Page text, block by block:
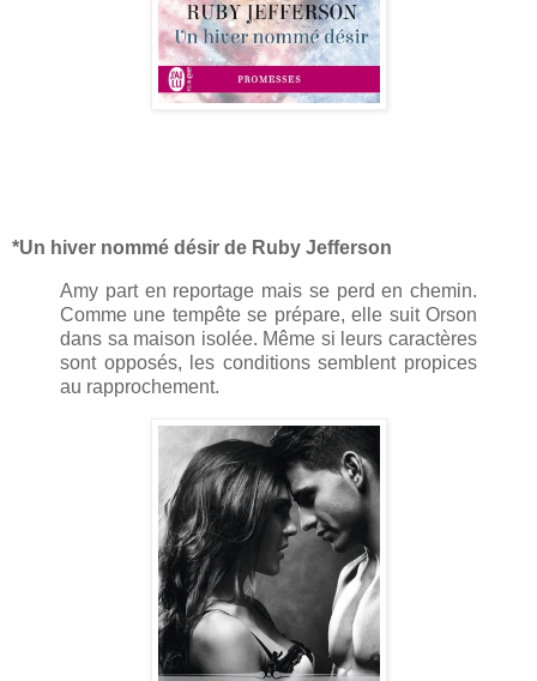
*Un hiver nommé désir de Ruby Jefferson
Amy part en reportage mais se perd en chemin.
Comme une tempête se prépare, elle suit Orson
dans sa maison isolée. Même si leurs caractères
sont opposés, les conditions semblent propices
au rapprochement.